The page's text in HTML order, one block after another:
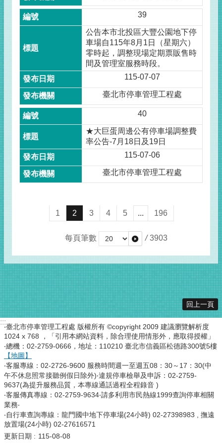
39
公告本市北投區大豐公園地下停
車場自115年8月1日（星期六）
零時起，調整現場定期票販售時
間及管理室服務時段。
115-07-07
臺北市停車管理工程處
40
★大巨蛋周邊公有停車場調整費
率公告-7月18日及19日
115-07-06
臺北市停車管理工程處
1 2 3 4 5 ... 196
每頁筆數 / 3903
回上一頁
:::
‧臺北市停車管理工程處 版權所有 ©copyright 2009 建議瀏覽解析度
1024 x 768 ，「引用本網站資料，除合理使用情形外，應取得授權」
‧總機：02-2759-0666，地址：110210 臺北市信義區松德路300號5樓
【地圖】
‧客服專線：02-2726-9600 服務時間週一至週五08：30～17：30(中
午不休息照常接聽例假日除外)‧違規停車檢舉及申訴：02-2759-
9637(為提升服務品質，本專線通話過程全程錄音 )
‧客服傳真專線：02-2759-9634‧請多利用市民熱線1999查詢停車相關
業務‧
‧自行車查詢專線：龍門國中地下停車場(24小時) 02-27398983 , 撫遠
放置場(24小時) 02-27616571
更新日期
115-08-08